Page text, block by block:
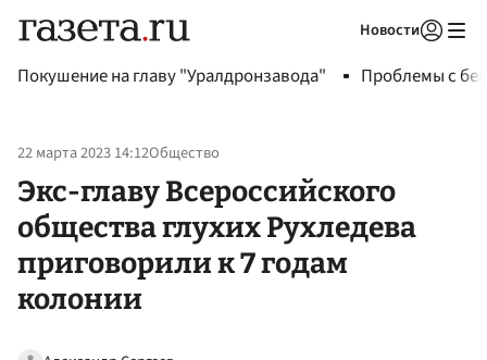
Новости
Покушение на главу "Уралдронзавода" Проблемы с
22 марта 2023 14:12Общество
Экс-главу Всероссийского
общества глухих Рухледева
приговорили к 7 годам
колонии